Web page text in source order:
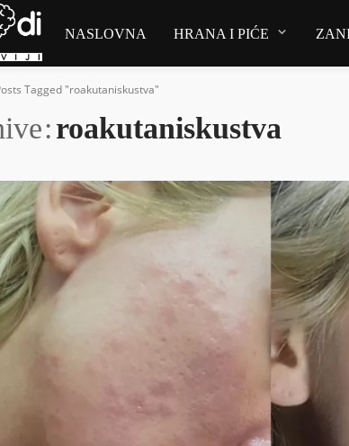
NASLOVNA HRANA I PIĆE
Tagged "roakutaniskustva"
roakutaniskustva